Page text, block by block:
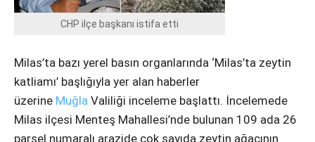
Instagram
CHP ilçe başkanı istifa etti
Milas’ta bazı yerel basın organlarında ‘Milas’ta zeytin
katliamı’ başlığıyla yer alan haberler
üzerine Muğla Valiliği inceleme başlattı. İncelemede
Milas ilçesi Menteş Mahallesi’nde bulunan 109 ada 26
parsel numaralı arazide çok sayıda zeytin ağacının